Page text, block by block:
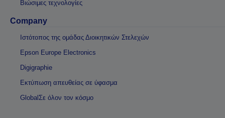
Βιώσιμες τεχνολογίες
Company
Ιστότοπος της ομάδας Διοικητικών Στελεχών
Epson Europe Electronics
Digigraphie
Εκτύπωση απευθείας σε ύφασμα
GlobalΣε όλον τον κόσμο